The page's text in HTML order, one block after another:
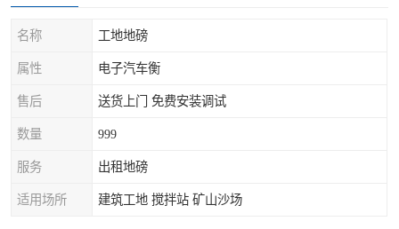
名称 工地地磅
属性 电子汽车衡
售后 送货上门 免费安装调试
数量 999
服务 出租地磅
适用场所 建筑工地 搅拌站 矿山沙场